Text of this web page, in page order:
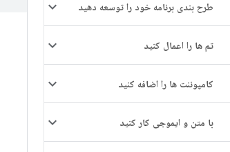
طرح بندی برنامه خود را توسعه دهید
تم ها را اعمال کنید
کامپوننت ها را اضافه کنید
با متن و ایموجی کار کنید